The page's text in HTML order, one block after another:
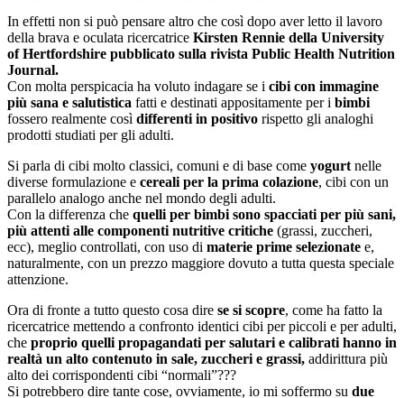
In effetti non si può pensare altro che così dopo aver letto il lavoro
della brava e oculata ricercatrice Kirsten Rennie della University
of Hertfordshire pubblicato sulla rivista Public Health Nutrition
Journal.
Con molta perspicacia ha voluto indagare se i cibi con immagine
più sana e salutistica fatti e destinati appositamente per i bimbi
fossero realmente così differenti in positivo rispetto gli analoghi
prodotti studiati per gli adulti.
Si parla di cibi molto classici, comuni e di base come yogurtnelle
diverse formulazione e cereali per la prima colazione, cibi con un
parallelo analogo anche nel mondo degli adulti.
Con la differenza che quelli per bimbi sono spacciati per più sani,
più attenti alle componenti nutritive critiche (grassi, zuccheri,
ecc), meglio controllati, con uso di materie prime selezionate e,
naturalmente, con un prezzo maggiore dovuto a tutta questa speciale
attenzione.
Ora di fronte a tutto questo cosa dire se si scopre, come ha fatto la
ricercatrice mettendo a confronto identici cibi per piccoli e per adulti,
che proprio quelli propagandati per salutari e calibrati hanno in
realtà un alto contenuto in sale, zuccheri e grassi, addirittura più
alto dei corrispondenti cibi “normali”???
Si potrebbero dire tante cose, ovviamente, io mi soffermo su due